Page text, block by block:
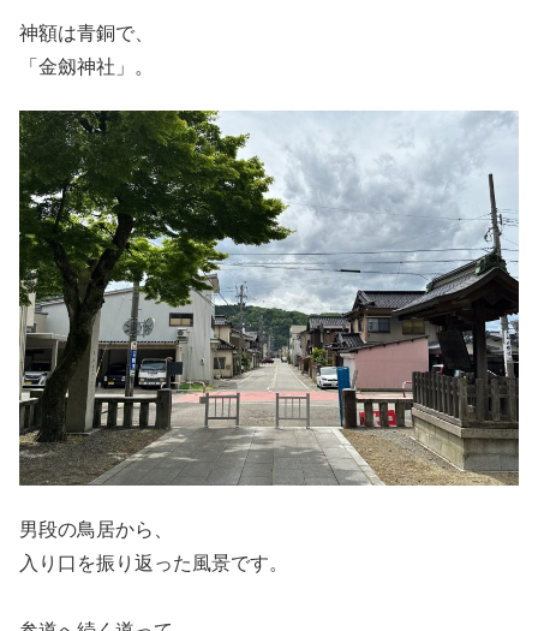
神額は青銅で、
「金劔神社」。
男段の鳥居から、
入り口を振り返った風景です。